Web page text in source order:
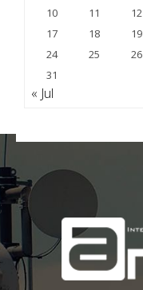
10
11 12
17
18 19
24
25 26
31
« Jul
;